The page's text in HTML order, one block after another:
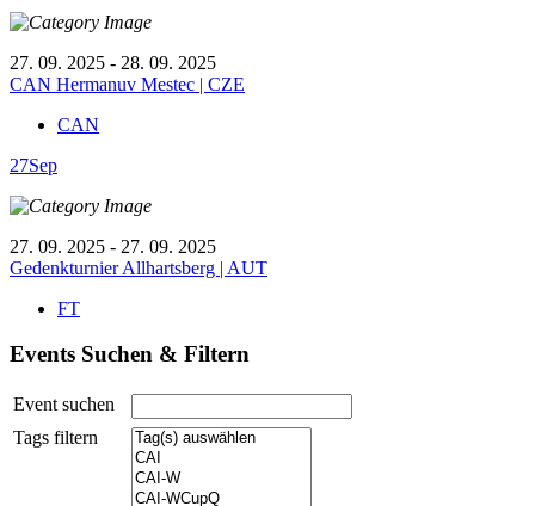
27. 09. 2025 - 28. 09. 2025
CAN Hermanuv Mestec | CZE
CAN
27Sep
27. 09. 2025 - 27. 09. 2025
Gedenkturnier Allhartsberg | AUT
FT
Events Suchen & Filtern
Event suchen
Tags filtern